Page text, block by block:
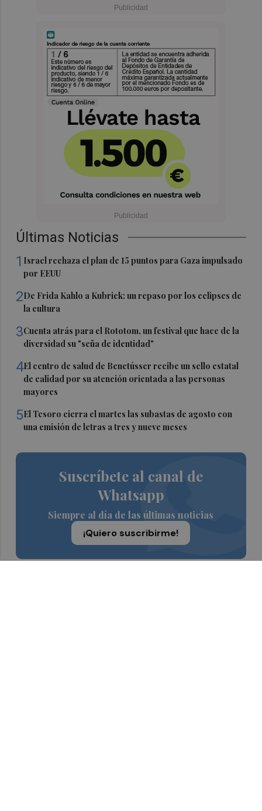
Últimas Noticias
1 Israel rechaza el plan de 15 puntos para Gaza impulsado
por EEUU
2De Frida Kahlo a Kubrick: un repaso por los eclipses de
la cultura
3Cuenta atrás para el Rototom, un festival que hace de la
diversidad su "seña de identidad"
4El centro de salud de Benetússer recibe un sello estatal
de calidad por su atención orientada a las personas
mayores
5El Tesoro cierra el martes las subastas de agosto con
una emisión de letras a tres y nueve meses
Suscríbete al canal de
Whatsapp
Siempre al día de las últimas noticias
¡Quiero suscribirme!